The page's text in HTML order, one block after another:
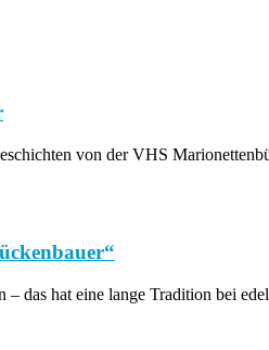
von der VHS
– das hat eine lange Tradition bei